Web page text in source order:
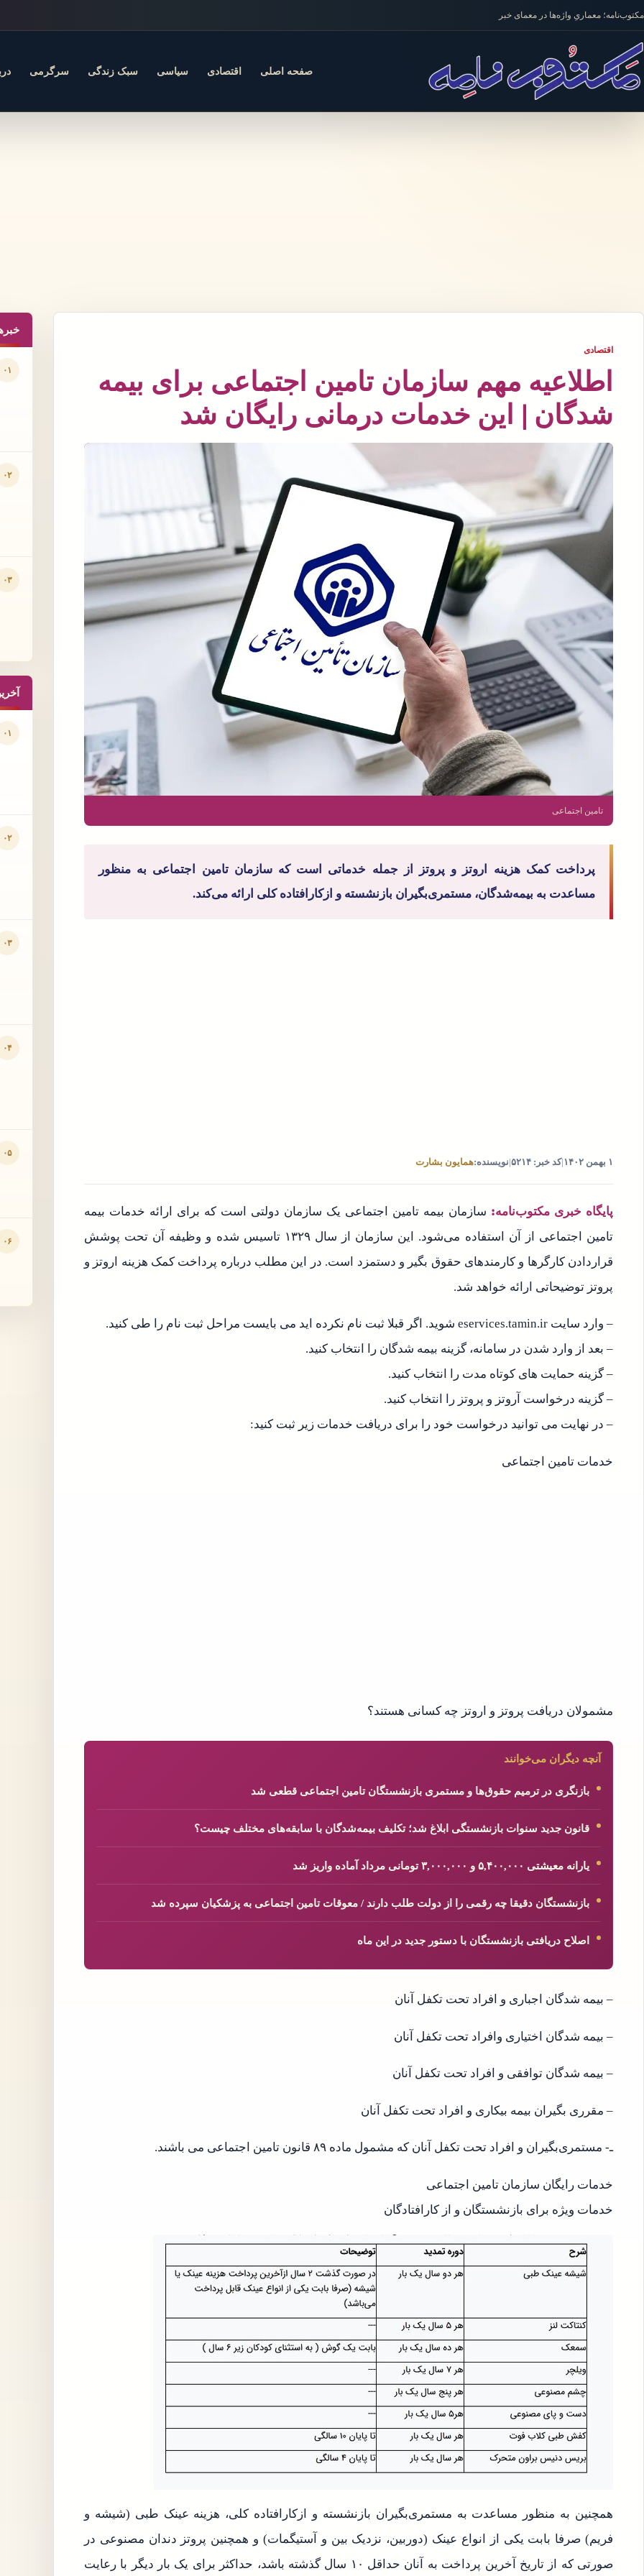
رفتن به محتوا
مکتوب‌نامه؛ معماریِ واژه‌ها در معمای خبر
صفحه اصلی اقتصادی سیاسی سبک زندگی سرگرمی
اقتصادی
اطلاعیه مهم سازمان تامین اجتماعی برای بیمه
شدگان | این خدمات درمانی رایگان شد
تامین اجتماعی
پرداخت کمک هزینه اروتز و پروتز از جمله خدماتی است که سازمان تامین اجتماعی به منظور
مساعدت به بیمه‌شدگان، مستمری‌بگیران بازنشسته و ازکارافتاده کلی ارائه می‌کند.
۱ بهمن ۱۴۰۲ |کد خبر: ۵۲۱۴ |نویسنده:همایون بشارت
پایگاه خبری مکتوب‌نامه: سازمان بیمه تامین اجتماعی یک سازمان دولتی است که برای ارائه خدمات بیمه
تامین اجتماعی از آن استفاده می‌شود. این سازمان از سال ۱۳۲۹ تاسیس شده‌ و وظیفه آن تحت پوشش
قراردادن کارگر‌ها و کارمند‌های حقوق بگیر و دستمزد است. در این مطلب درباره پرداخت کمک هزینه اروتز و
پروتز توضیحاتی ارائه خواهد شد.
– وارد سایت eservices.tamin.ir شوید. اگر قبلا ثبت نام نکرده اید می بایست مراحل ثبت نام را طی کنید.
– بعد از وارد شدن در سامانه، گزینه بیمه شدگان را انتخاب کنید.
– گزینه حمایت های کوتاه مدت را انتخاب کنید.
– گزینه درخواست آروتز و پروتز را انتخاب کنید.
– در نهایت می توانید درخواست خود را برای دریافت خدمات زیر ثبت کنید:
خدمات تامین اجتماعی
مشمولان دریافت پروتز و اروتز چه کسانی هستند؟
آنچه دیگران می‌خوانند
بازنگری در ترمیم حقوق‌ها و مستمری بازنشستگان تامین اجتماعی قطعی شد
قانون جدید سنوات بازنشستگی ابلاغ شد؛ تکلیف بیمه‌شدگان با سابقه‌های مختلف چیست؟
یارانه معیشتی ۵,۴۰۰,۰۰۰ و ۳,۰۰۰,۰۰۰ تومانی مرداد آماده واریز شد
بازنشستگان دقیقا چه رقمی را از دولت طلب دارند / معوقات تامین اجتماعی به پزشکیان سپرده شد
اصلاح دریافتی بازنشستگان با دستور جدید در این ماه
– بیمه شدگان اجباری و افراد تحت تکفل آنان
– بیمه شدگان اختیاری وافراد تحت تکفل آنان
– بیمه شدگان توافقی و افراد تحت تکفل آنان
– مقرری بگیران بیمه بیکاری و افراد تحت تکفل آنان
ـ‌‌‌- مستمری‌بگیران و افراد تحت تکفل آنان که مشمول ماده ۸۹ قانون تامین اجتماعی می باشند.
خدمات رایگان سازمان تامین اجتماعی
خدمات ویژه برای بازنشستگان و از کارافتادگان
همچنین به منظور مساعدت به مستمری‌بگیران بازنشسته و ازکارافتاده کلی، هزینه عینک طبی (شیشه و
فریم) صرفا بابت یکی از انواع عینک (دوربین، نزدیک بین و آستیگمات) و همچنین پروتز دندان مصنوعی در
صورتی که از تاریخ آخرین پرداخت به آنان حداقل ۱۰ سال گذشته باشد، حداکثر برای یک بار دیگر با رعایت
۰۱
۰۲
۰۳
۰۱
۰۲
۰۳
۰۴
۰۵
۰۶